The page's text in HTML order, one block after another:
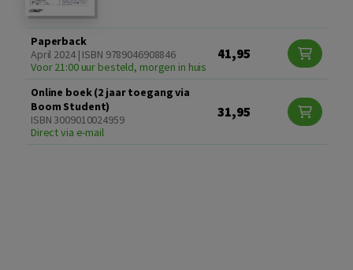
Paperback
April 2024 | ISBN 9789046908846
Voor 21:00 uur besteld, morgen in huis
41,95
Online boek (2 jaar toegang via
Boom Student)
ISBN 3009010024959
Direct via e-mail
31,95